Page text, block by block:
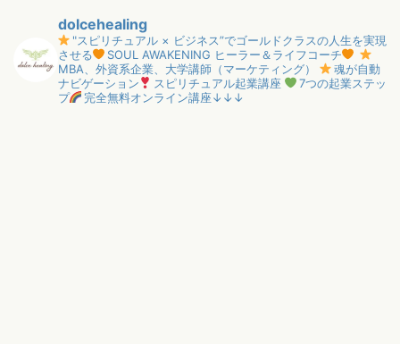
dolcehealing
"スピリチュアル × ビジネス”でゴールドクラスの人生を実現
させる
SOUL AWAKENING ヒーラー＆ライフコーチ
MBA、外資系企業、大学講師（マーケティング）
魂が自動
ナビゲーション
スピリチュアル起業講座
7つの起業ステッ
プ
完全無料オンライン講座↓↓↓